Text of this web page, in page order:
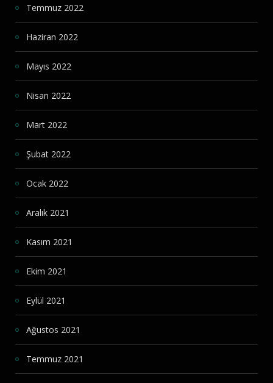
Temmuz 2022
Haziran 2022
Mayıs 2022
Nisan 2022
Mart 2022
Şubat 2022
Ocak 2022
Aralık 2021
Kasım 2021
Ekim 2021
Eylül 2021
Ağustos 2021
Temmuz 2021